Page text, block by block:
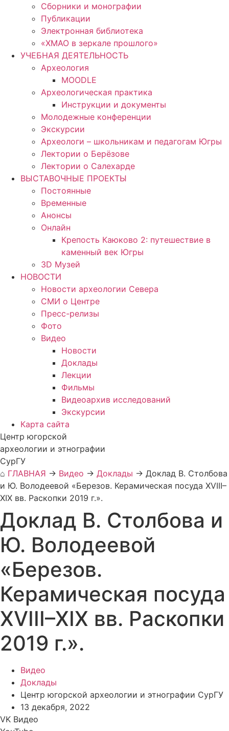
Сборники и монографии
Публикации
Электронная библиотека
«ХМАО в зеркале прошлого»
УЧЕБНАЯ ДЕЯТЕЛЬНОСТЬ
Археология
MOODLE
Археологическая практика
Инструкции и документы
Молодежные конференции
Экскурсии
Археологи – школьникам и педагогам Югры
Лектории о Берёзове
Лектории о Салехарде
ВЫСТАВОЧНЫЕ ПРОЕКТЫ
Постоянные
Временные
Анонсы
Онлайн
Крепость Каюково 2: путешествие в
каменный век Югры
3D Музей
НОВОСТИ
Новости археологии Севера
СМИ о Центре
Пресс-релизы
Фото
Видео
Новости
Доклады
Лекции
Фильмы
Видеоархив исследований
Экскурсии
Карта сайта
Центр югорской
археологии и этнографии
СурГУ
⌂ ГЛАВНАЯ → Видео → Доклады → Доклад В. Столбова
и Ю. Володеевой «Березов. Керамическая посуда XVIII–
XIX вв. Раскопки 2019 г.».
Доклад В. Столбова и
Ю. Володеевой
«Березов.
Керамическая посуда
XVIII–XIX вв. Раскопки
2019 г.».
Видео
Доклады
Центр югорской археологии и этнографии СурГУ
13 декабря, 2022
VK Видео